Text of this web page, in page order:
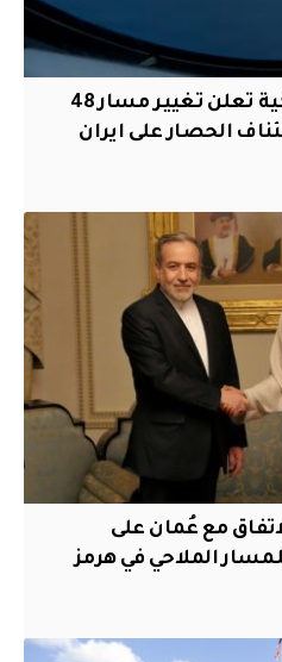
القيادة المركزية الامريكية تعلن تغيير مسار 48
الحصار على ايران
مع عُمان على
الملاحي في هرمز